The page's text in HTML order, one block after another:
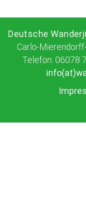
Deutsche
Carlo-
Telefon: 06078